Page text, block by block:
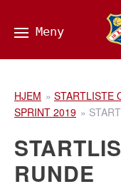
HJEM » STARTLISTE
SPRINT 2019 »
RUNDE